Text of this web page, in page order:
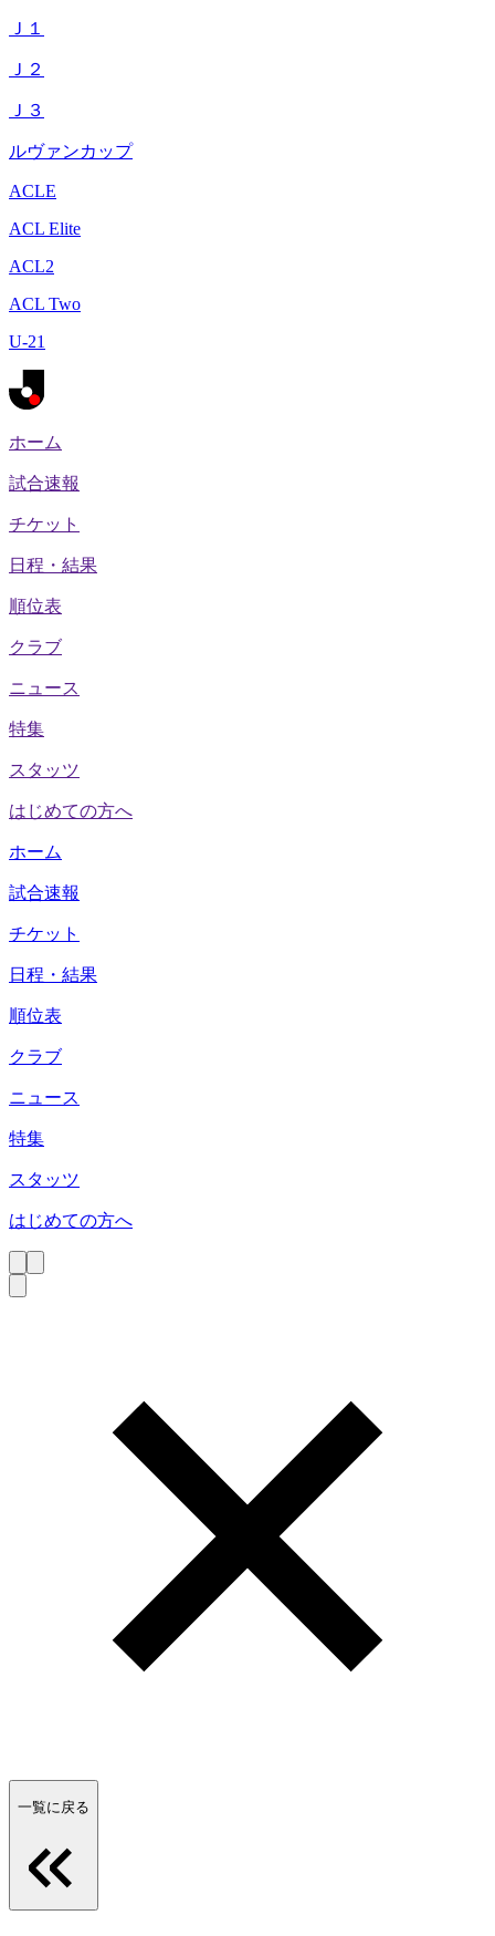
Ｊ１
Ｊ２
Ｊ３
ルヴァンカップ
ACLE
ACL Elite
ACL2
ACL Two
U-21
ホーム
試合速報
チケット
日程・結果
順位表
クラブ
ニュース
特集
スタッツ
はじめての方へ
ホーム
試合速報
チケット
日程・結果
順位表
クラブ
ニュース
特集
スタッツ
はじめての方へ
一覧に戻る